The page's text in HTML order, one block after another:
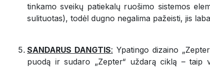
tinkamo sveikų patiekalų ruošimo sistemos
sulituotas), todėl dugno negalima pažeisti, jis
SANDARUS DANGTIS: Ypatingo dizaino
puodą ir sudaro „Zepter“ uždarą ciklą – taip